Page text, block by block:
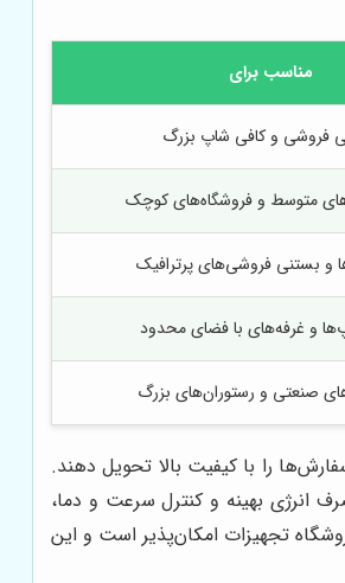
مناسب برای
فروشی و کافی شاپ بزرگ
متوسط و فروشگاه‌های کوچک
و بستنی فروشی‌های پرترافیک
و غرفه‌های با فضای محدود
صنعتی و رستوران‌های بزرگ
را با کیفیت بالا تحویل دهند.
انرژی بهینه و کنترل سرعت و دما،
تجهیزات امکان‌پذیر است و این